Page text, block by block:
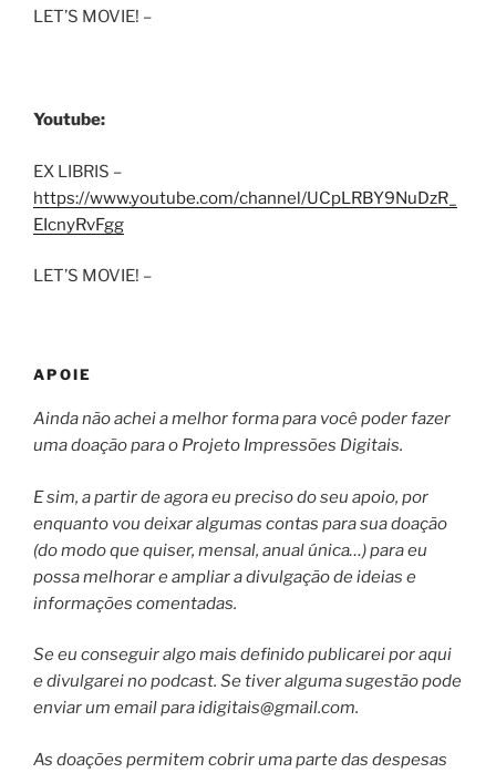
LET’S MOVIE! –
Youtube:
EX LIBRIS –
https://www.youtube.com/channel/UCpLRBY9NuDzR_
EIcnyRvFgg
LET’S MOVIE! –
APOIE
Ainda não achei a melhor forma para você poder fazer
uma doação para o Projeto Impressões Digitais.
E sim, a partir de agora eu preciso do seu apoio, por
enquanto vou deixar algumas contas para sua doação
(do modo que quiser, mensal, anual única…) para eu
possa melhorar e ampliar a divulgação de ideias e
informações comentadas.
Se eu conseguir algo mais definido publicarei por aqui
e divulgarei no podcast. Se tiver alguma sugestão pode
enviar um email paraidigitais@gmail.com.
As doações permitem cobrir uma parte das despesas